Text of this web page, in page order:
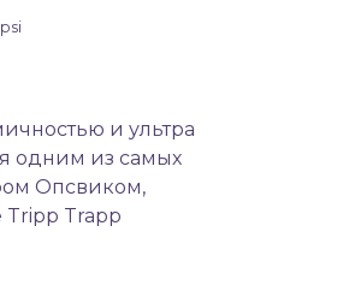
и ультра
одним из самых
Опсвиком,
Tripp Trapp